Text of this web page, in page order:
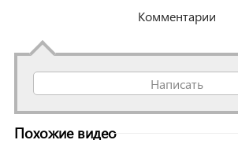
Комментарии
Написать
Похожие видео